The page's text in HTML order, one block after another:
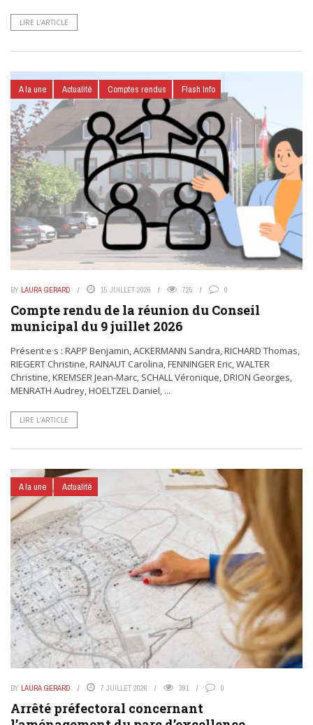
LIRE L’ARTICLE
A la une Actualité Comptes rendus Flash Info
BY LAURA GERARD 15 JUILLET 2026 725 0
Compte rendu de la réunion du Conseil
municipal du 9 juillet 2026
Présent·e·s : RAPP Benjamin, ACKERMANN Sandra, RICHARD Thomas,
RIEGERT Christine, RAINAUT Carolina, FENNINGER Eric, WALTER
Christine, KREMSER Jean-Marc, SCHALL Véronique, DRION Georges,
MENRATH Audrey, HOELTZEL Daniel, ...
LIRE L’ARTICLE
A la une Actualité
BY LAURA GERARD 7 JUILLET 2026 391 0
Arrêté préfectoral concernant